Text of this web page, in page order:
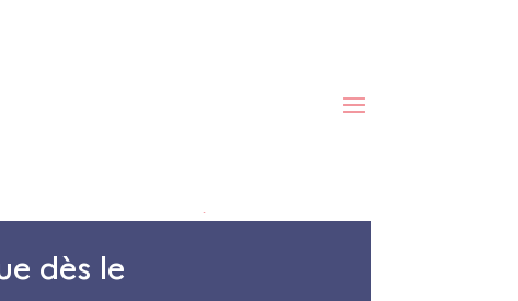
dès le